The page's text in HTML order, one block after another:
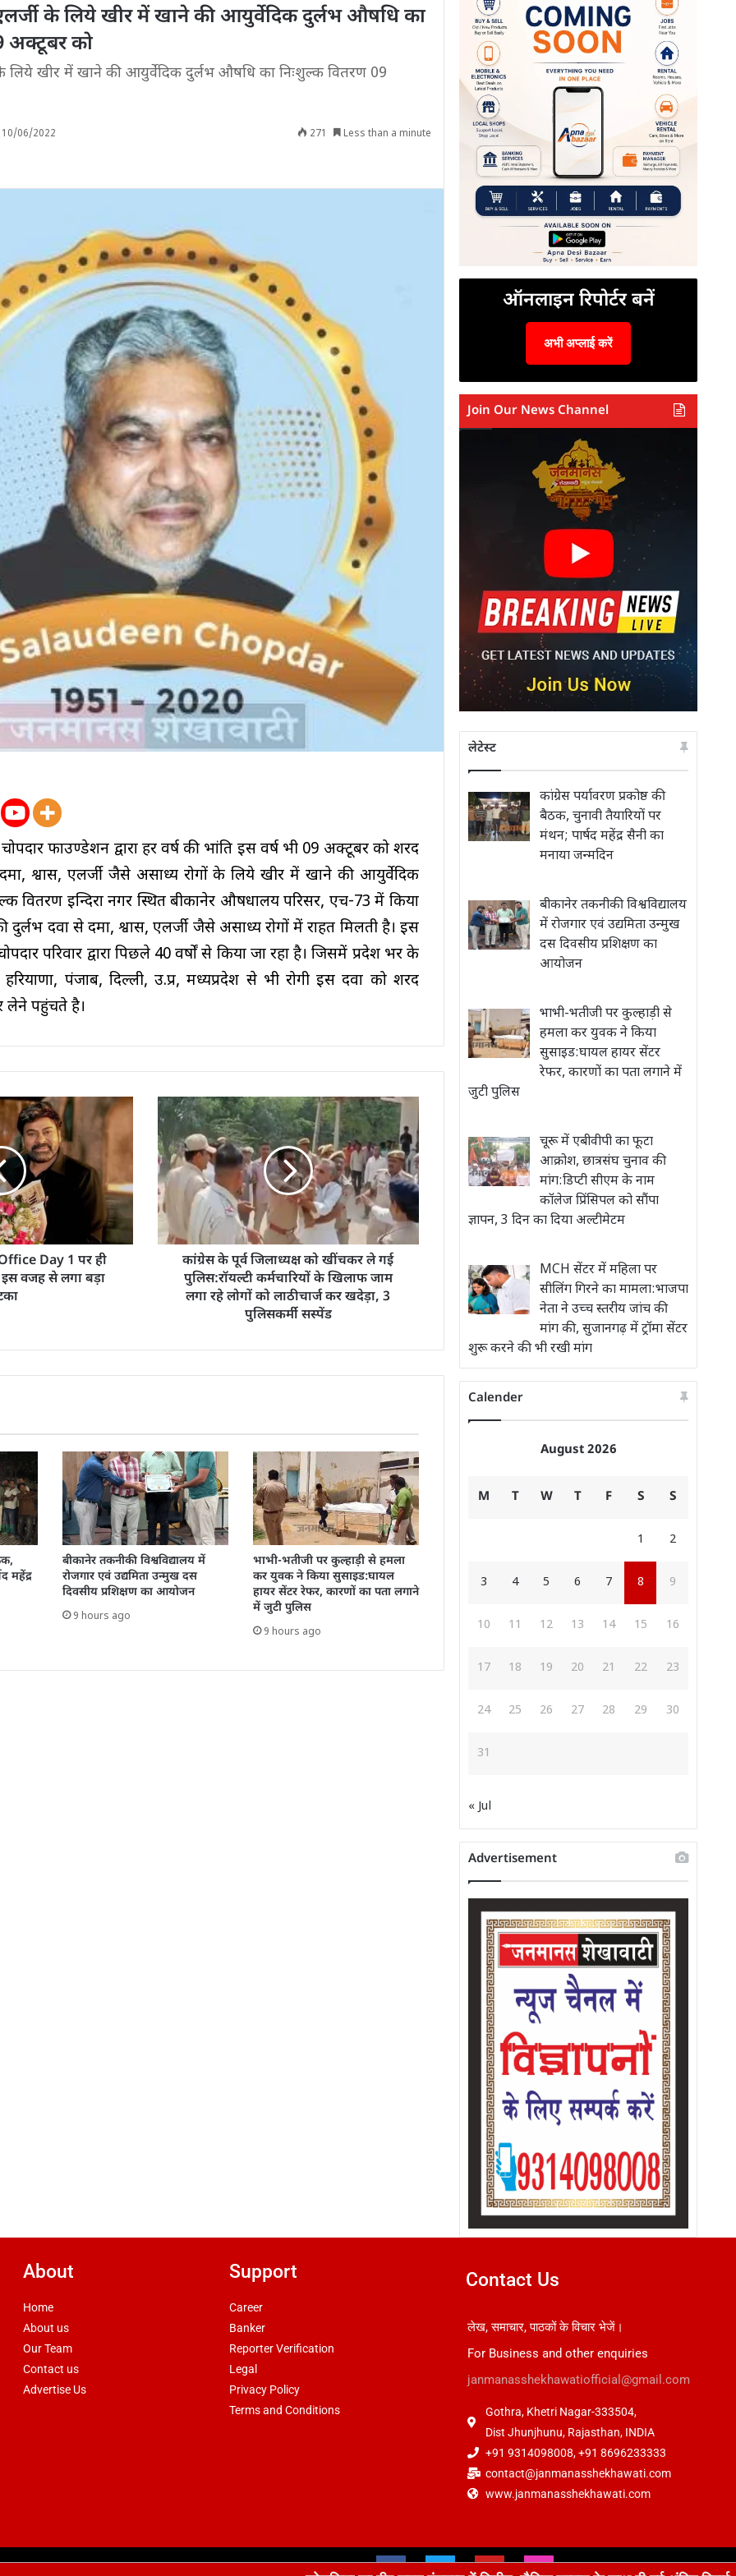
के लिये खीर में खाने की आयुर्वेदिक दुर्लभ औषधि का
अक्टूबर को
लिये खीर में खाने की आयुर्वेदिक दुर्लभ औषधि का निःशुल्क वितरण 09
10/06/2022 271 Less than a minute
फाउण्डेशन द्वारा हर वर्ष की भांति इस वर्ष भी 09 अक्टूबर को शरद
श्वास, एलर्जी जैसे असाध्य रोगों के लिये खीर में खाने की आयुर्वेदिक
वितरण इन्दिरा नगर स्थित बीकानेर औषधालय परिसर, एच-73 में किया
दुर्लभ दवा से दमा, श्वास, एलर्जी जैसे असाध्य रोगों में राहत मिलती है। इस
परिवार द्वारा पिछले 40 वर्षों से किया जा रहा है। जिसमें प्रदेश भर के
पंजाब, दिल्ली, उ.प्र, मध्यप्रदेश से भी रोगी इस दवा को शरद
लेने पहुंचते है।
Day 1 पर ही
वजह से लगा बड़ा
कांग्रेस के पूर्व जिलाध्यक्ष को खींचकर ले गई
पुलिस:​​​​​​​रॉयल्टी कर्मचारियों के खिलाफ जाम
लगा रहे लोगों को लाठीचार्ज कर खदेड़ा, 3
पुलिसकर्मी सस्पेंड
महेंद्र
बीकानेर तकनीकी विश्वविद्यालय में
रोजगार एवं उद्यमिता उन्मुख दस
दिवसीय प्रशिक्षण का आयोजन
9 hours ago
भाभी-भतीजी पर कुल्हाड़ी से हमला
कर युवक ने किया सुसाइड:घायल
हायर सेंटर रेफर, कारणों का पता लगाने
में जुटी पुलिस
9 hours ago
ऑनलाइन रिपोर्टर बनें
अभी अप्लाई करें
Join Our News Channel
लेटेस्ट
कांग्रेस पर्यावरण प्रकोष्ठ की
बैठक, चुनावी तैयारियों पर
मंथन; पार्षद महेंद्र सैनी का
मनाया जन्मदिन
बीकानेर तकनीकी विश्वविद्यालय
में रोजगार एवं उद्यमिता उन्मुख
दस दिवसीय प्रशिक्षण का
आयोजन
भाभी-भतीजी पर कुल्हाड़ी से
हमला कर युवक ने किया
सुसाइड:घायल हायर सेंटर
रेफर, कारणों का पता लगाने में
जुटी पुलिस
चूरू में एबीवीपी का फूटा
आक्रोश, छात्रसंघ चुनाव की
मांग:डिप्टी सीएम के नाम
कॉलेज प्रिंसिपल को सौंपा
ज्ञापन, 3 दिन का दिया अल्टीमेटम
MCH सेंटर में महिला पर
सीलिंग गिरने का मामला:भाजपा
नेता ने उच्च स्तरीय जांच की
मांग की, सुजानगढ़ में ट्रॉमा सेंटर
शुरू करने की भी रखी मांग
Calender
August 2026
M T W T F S S
1 2
3 4 5 6 7 8 9
10 11 12 13 14 15 16
17 18 19 20 21 22 23
24 25 26 27 28 29 30
31
« Jul
Advertisement
About
Home
About us
Our Team
Contact us
Advertise Us
Support
Career
Banker
Reporter Verification
Legal
Privacy Policy
Terms and Conditions
Contact Us
लेख, समाचार, पाठकों के विचार भेजें।
For Business and other enquiries
janmanasshekhawatiofficial@gmail.com
Gothra, Khetri Nagar-333504,
Dist Jhunjhunu, Rajasthan, INDIA
+91 9314098008, +91 8696233333
contact@janmanasshekhawati.com
www.janmanasshekhawati.com